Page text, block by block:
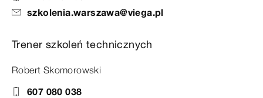
szkolenia.warszawa@viega.pl
Trener szkoleń technicznych
Robert Skomorowski
607 080 038